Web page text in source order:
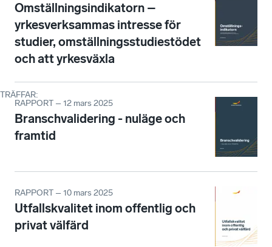
TRÄFFAR:
Omställningsindikatorn –
yrkesverksammas intresse för
studier, omställningsstudiestödet
och att yrkesväxla
RAPPORT – 12 mars 2025
Branschvalidering - nuläge och
framtid
RAPPORT – 10 mars 2025
Utfallskvalitet inom offentlig och
privat välfärd